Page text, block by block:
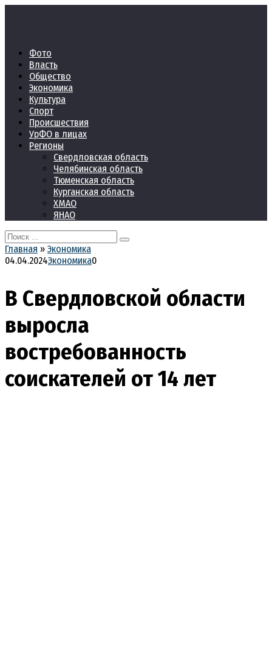
Фото
Власть
Общество
Экономика
Культура
Спорт
Происшествия
УрФО в лицах
Регионы
Свердловская область
Челябинская область
Тюменская область
Курганская область
ХМАО
ЯНАО
Search
for:
Главная » Экономика
04.04.2024Экономика0
В Свердловской области
выросла
востребованность
соискателей от 14 лет